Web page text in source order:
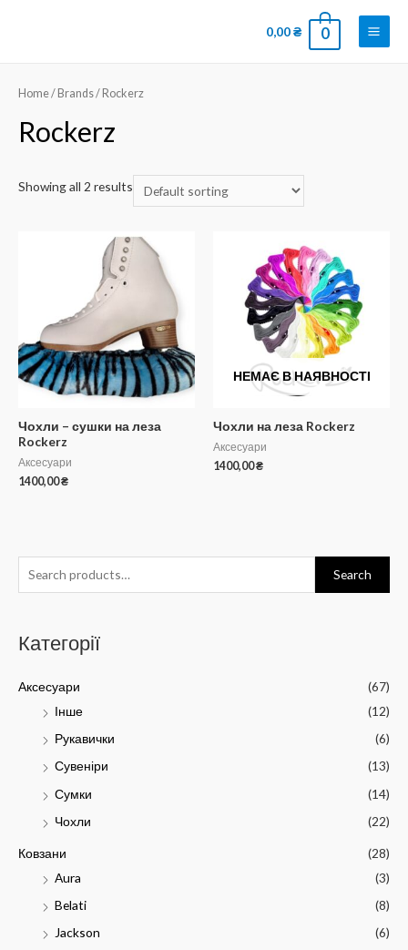
0,00₴ 0
Search
Категорії
Аксесуари
(67)
Інше
(12)
Рукавички
(6)
Сувеніри
(13)
Сумки
(14)
Чохли
(22)
Ковзани
(28)
Aura
(3)
Belati
(8)
Jackson
(6)
Home/ Brands / Rockerz
Rockerz
Showing all 2 results
Чохли – сушки на леза
Rockerz
Аксесуари
1400,00₴
НЕМАЄ В НАЯВНОСТІ
Чохли на леза Rockerz
Аксесуари
1400,00₴